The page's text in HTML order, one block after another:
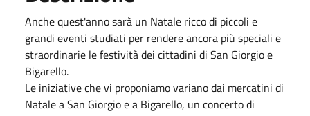
Anche quest'anno sarà un Natale ricco di piccoli e
grandi eventi studiati per rendere ancora più speciali e
straordinarie le festività dei cittadini di San Giorgio e
Bigarello.
Le iniziative che vi proponiamo variano dai mercatini di
Natale a San Giorgio e a Bigarello, un concerto di